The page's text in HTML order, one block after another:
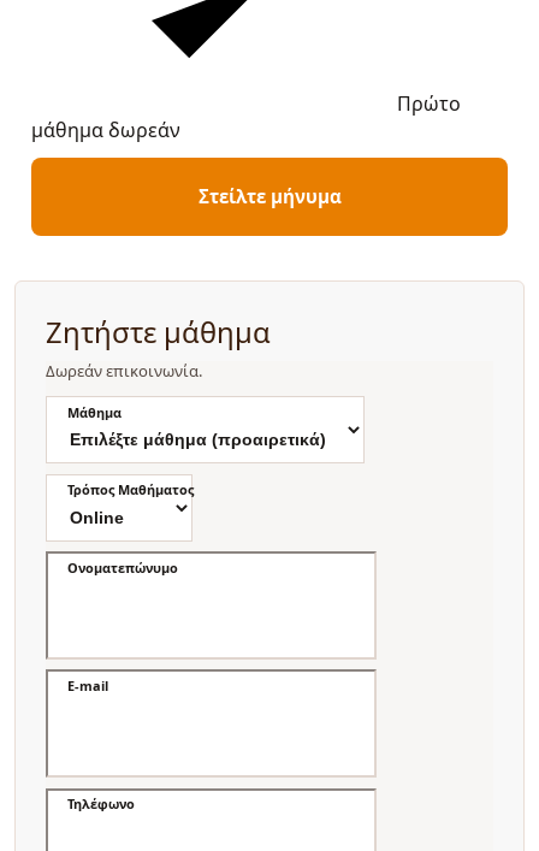
Πρώτο
μάθημα δωρεάν
Στείλτε μήνυμα
Ζητήστε μάθημα
Δωρεάν επικοινωνία.
Μάθημα
Τρόπος Μαθήματος
Ονοματεπώνυμο
E-mail
Τηλέφωνο